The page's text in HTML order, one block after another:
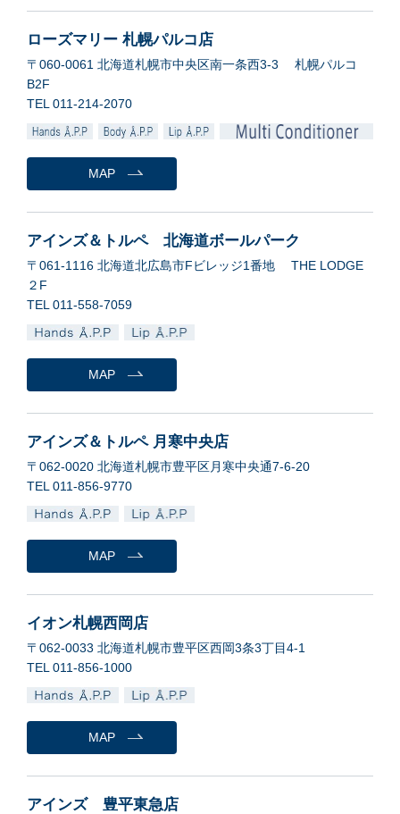
ローズマリー 札幌パルコ店
〒060-0061 北海道札幌市中央区南一条西3-3 札幌パルコ
B2F
TEL 011-214-2070
MAP
アインズ＆トルペ 北海道ボールパーク
〒061-1116 北海道北広島市Fビレッジ1番地 THE LODGE
２F
TEL 011-558-7059
MAP
アインズ＆トルペ 月寒中央店
〒062-0020 北海道札幌市豊平区月寒中央通7-6-20
TEL 011-856-9770
MAP
イオン札幌西岡店
〒062-0033 北海道札幌市豊平区西岡3条3丁目4-1
TEL 011-856-1000
MAP
アインズ 豊平東急店